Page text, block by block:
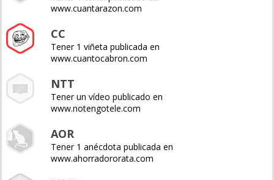
www.cuantarazon.com
CC
Tener 1 viñeta publicada en
www.cuantocabron.com
NTT
Tener un vídeo publicado en
www.notengotele.com
AOR
Tener 1 anécdota publicada en
www.ahorradororata.com